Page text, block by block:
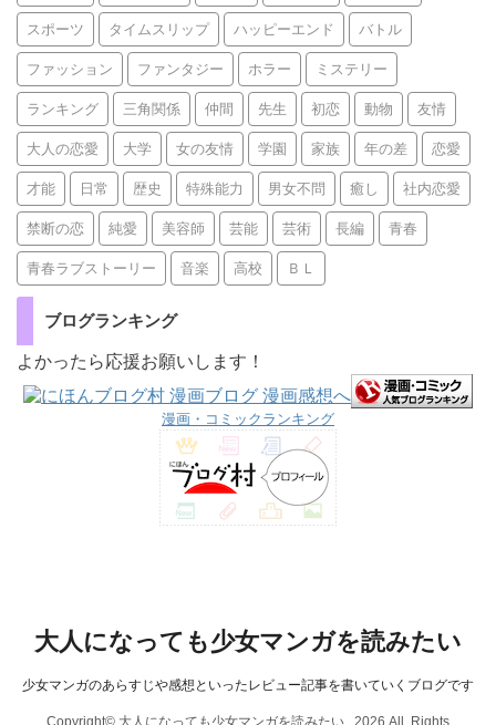
スポーツ タイムスリップ ハッピーエンド バトル
ファッション ファンタジー ホラー ミステリー
ランキング 三角関係 仲間 先生 初恋 動物 友情
大人の恋愛 大学 女の友情 学園 家族 年の差 恋愛
才能 日常 歴史 特殊能力 男女不問 癒し 社内恋愛
禁断の恋 純愛 美容師 芸能 芸術 長編 青春
青春ラブストーリー 音楽 高校 ＢＬ
ブログランキング
よかったら応援お願いします！
漫画・コミックランキング
大人になっても少女マンガを読みたい
少女マンガのあらすじや感想といったレビュー記事を書いていくブログです